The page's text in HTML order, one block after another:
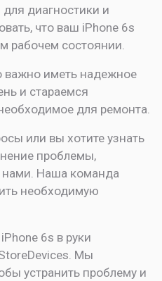
диагностики и
что ваш iPhone 6s
рабочем состоянии.
иметь надежное
и стараемся
для ремонта.
или вы хотите узнать
проблемы,
нами. Наша команда
необходимую
6s в руки
Мы
устранить проблему и